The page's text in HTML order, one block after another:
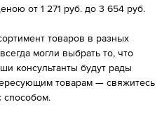
от 1 271 руб. до 3 654 руб.
товаров в разных
могли выбрать то, что
консультанты будут рады
товарам — свяжитесь